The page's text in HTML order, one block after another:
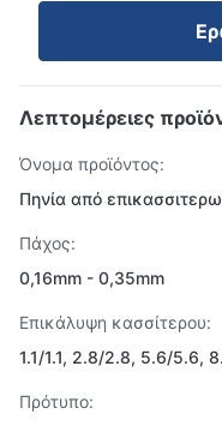
Λεπτομέρειες
Όνομα προϊόντος:
Πηνία από
Πάχος:
0,16mm - 0,35mm
Επικάλυψη κασσίτερου:
1.1/1.1, 2.8/2.8, 5.6/5.6,
Πρότυπο: